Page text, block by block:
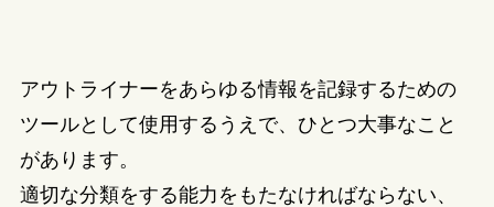
アウトライナーをあらゆる情報を記録するための
ツールとして使用するうえで、ひとつ大事なこと
があります。
適切な分類をする能力をもたなければならない、